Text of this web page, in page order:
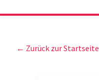
← Zurück zur Startseite